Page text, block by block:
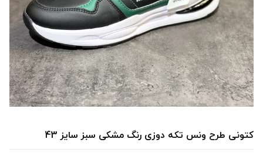
کتونی طرح ونس تکه دوزی رنگ مشکی سبز سایز 43